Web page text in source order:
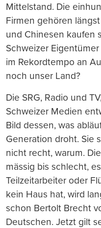
Mittelstand. Die
Firmen gehören
und Chinesen kaufen
Schweizer
im Rekordtempo an
noch unser Land?
Die SRG, Radio und
Schweizer Medien
Bild dessen, was
Generation droht. Sie
nicht recht, warum.
mässig bis schlecht,
Teilzeitarbeiter oder
kein Haus hat, wird
schon Bertolt Brecht
Deutschen. Jetzt gilt